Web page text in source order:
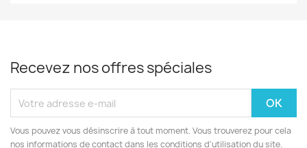
Recevez nos offres spéciales
Vous pouvez vous désinscrire à tout moment. Vous trouverez pour cela
nos informations de contact dans les conditions d'utilisation du site.